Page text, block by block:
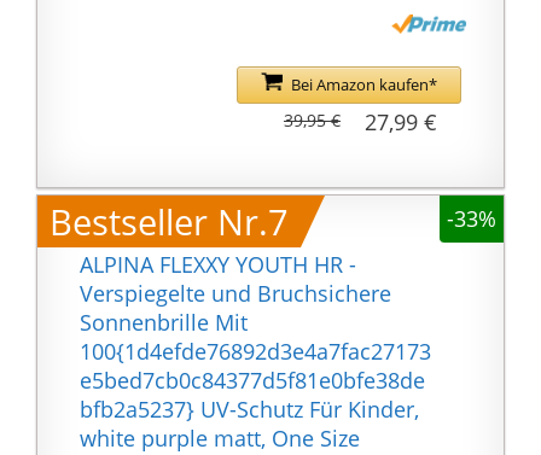
hängen, und ein aktiver
Lebensstil bedeutet,
dass Ihre Sonnenbrille
langlebig genug sein
Herausforderungen
standzuhalten, denen
Sie sie stellen.
Bei Amazon kaufen*
27,99 €
39,95 €
Bestseller Nr.7
-33%
ALPINA FLEXXY YOUTH HR -
Verspiegelte und Bruchsichere
Sonnenbrille Mit
100{1d4efde76892d3e4a7fac27173
e5bed7cb0c84377d5f81e0bfe38de
bfb2a5237} UV-Schutz Für Kinder,
white purple matt, One Size